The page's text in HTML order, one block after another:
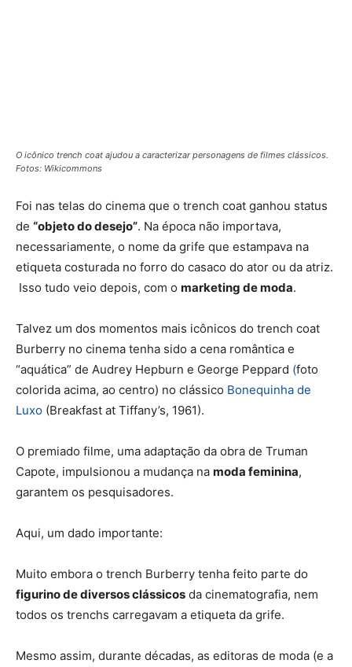
O icônico trench coat ajudou a caracterizar personagens de filmes clássicos.
Fotos: Wikicommons
Foi nas telas do cinema que o trench coat ganhou status
de “objeto do desejo”. Na época não importava,
necessariamente, o nome da grife que estampava na
etiqueta costurada no forro do casaco do ator ou da atriz.
Isso tudo veio depois, com o marketing de moda.
Talvez um dos momentos mais icônicos do trench coat
Burberry no cinema tenha sido a cena romântica e
“aquática” de Audrey Hepburn e George Peppard (foto
colorida acima, ao centro) no clássico Bonequinha de
Luxo (Breakfast at Tiffany’s, 1961).
O premiado filme, uma adaptação da obra de Truman
Capote, impulsionou a mudança na moda feminina,
garantem os pesquisadores.
Aqui, um dado importante:
Muito embora o trench Burberry tenha feito parte do
figurino de diversos clássicos da cinematografia, nem
todos os trenchs carregavam a etiqueta da grife.
Mesmo assim, durante décadas, as editoras de moda (e a